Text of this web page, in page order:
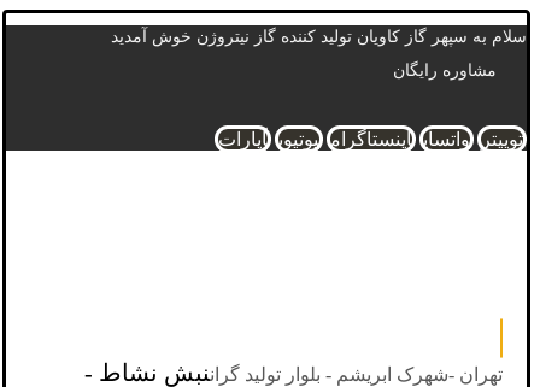
سلام به سپهر گاز کاویان تولید کننده گاز نیتروژن خوش آمدید
مشاوره رایگان
توییتر واتساپ اینستاگرام یوتیوب آپارات
تهران -شهرک ابریشم - بلوار تولید گراننبش نشاط -